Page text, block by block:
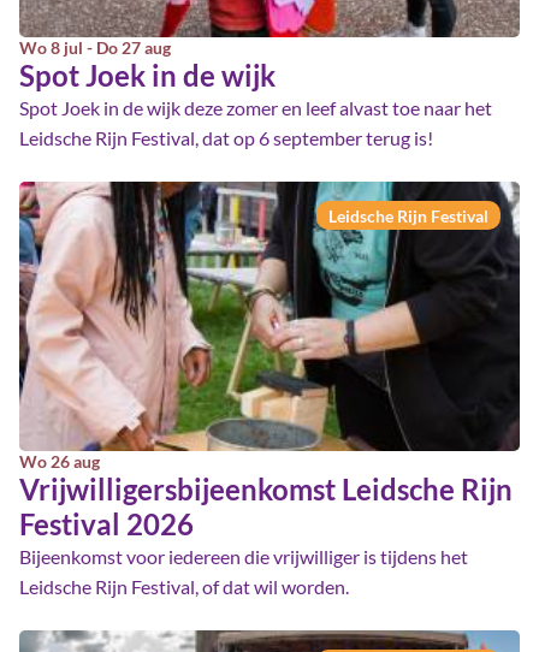
Wo 8 jul - Do 27 aug
Spot Joek in de wijk
Spot Joek in de wijk deze zomer en leef alvast toe naar het
Leidsche Rijn Festival, dat op 6 september terug is!
Leidsche Rijn Festival
Wo 26 aug
Vrijwilligersbijeenkomst Leidsche Rijn
Festival 2026
Bijeenkomst voor iedereen die vrijwilliger is tijdens het
Leidsche Rijn Festival, of dat wil worden.